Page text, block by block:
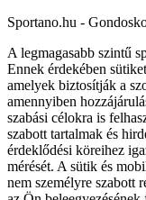
Sportano.hu -
A legmagasabb szintű
Ennek érdekében
amelyek biztosítják a
amennyiben
szabási célokra is
szabott tartalmak és
érdeklődési köreihez
mérését. A sütik és
nem személyre szabott